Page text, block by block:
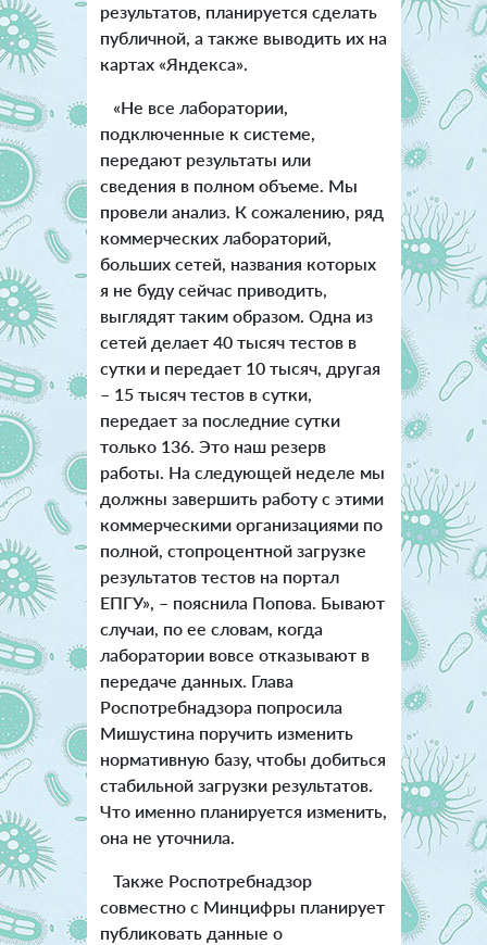
результатов, планируется сделать
публичной, а также выводить их на
картах «Яндекса».
«Не все лаборатории,
подключенные к системе,
передают результаты или
сведения в полном объеме. Мы
провели анализ. К сожалению, ряд
коммерческих лабораторий,
больших сетей, названия которых
я не буду сейчас приводить,
выглядят таким образом. Одна из
сетей делает 40 тысяч тестов в
сутки и передает 10 тысяч, другая
– 15 тысяч тестов в сутки,
передает за последние сутки
только 136. Это наш резерв
работы. На следующей неделе мы
должны завершить работу с этими
коммерческими организациями по
полной, стопроцентной загрузке
результатов тестов на портал
ЕПГУ», – пояснила Попова. Бывают
случаи, по ее словам, когда
лаборатории вовсе отказывают в
передаче данных. Глава
Роспотребнадзора попросила
Мишустина поручить изменить
нормативную базу, чтобы добиться
стабильной загрузки результатов.
Что именно планируется изменить,
она не уточнила.
Также Роспотребнадзор
совместно с Минцифры планирует
публиковать данные о